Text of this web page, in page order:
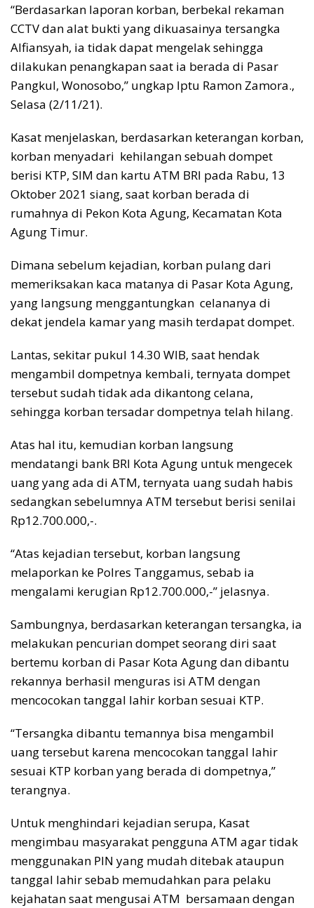
“Berdasarkan laporan korban, berbekal rekaman
CCTV dan alat bukti yang dikuasainya tersangka
Alfiansyah, ia tidak dapat mengelak sehingga
dilakukan penangkapan saat ia berada di Pasar
Pangkul, Wonosobo,” ungkap Iptu Ramon Zamora.,
Selasa (2/11/21).
Kasat menjelaskan, berdasarkan keterangan korban,
korban menyadari kehilangan sebuah dompet
berisi KTP, SIM dan kartu ATM BRI pada Rabu, 13
Oktober 2021 siang, saat korban berada di
rumahnya di Pekon Kota Agung, Kecamatan Kota
Agung Timur.
Dimana sebelum kejadian, korban pulang dari
memeriksakan kaca matanya di Pasar Kota Agung,
yang langsung menggantungkan celananya di
dekat jendela kamar yang masih terdapat dompet.
Lantas, sekitar pukul 14.30 WIB, saat hendak
mengambil dompetnya kembali, ternyata dompet
tersebut sudah tidak ada dikantong celana,
sehingga korban tersadar dompetnya telah hilang.
Atas hal itu, kemudian korban langsung
mendatangi bank BRI Kota Agung untuk mengecek
uang yang ada di ATM, ternyata uang sudah habis
sedangkan sebelumnya ATM tersebut berisi senilai
Rp12.700.000,-.
“Atas kejadian tersebut, korban langsung
melaporkan ke Polres Tanggamus, sebab ia
mengalami kerugian Rp12.700.000,-” jelasnya.
Sambungnya, berdasarkan keterangan tersangka, ia
melakukan pencurian dompet seorang diri saat
bertemu korban di Pasar Kota Agung dan dibantu
rekannya berhasil menguras isi ATM dengan
mencocokan tanggal lahir korban sesuai KTP.
“Tersangka dibantu temannya bisa mengambil
uang tersebut karena mencocokan tanggal lahir
sesuai KTP korban yang berada di dompetnya,”
terangnya.
Untuk menghindari kejadian serupa, Kasat
mengimbau masyarakat pengguna ATM agar tidak
menggunakan PIN yang mudah ditebak ataupun
tanggal lahir sebab memudahkan para pelaku
kejahatan saat mengusai ATM bersamaan dengan